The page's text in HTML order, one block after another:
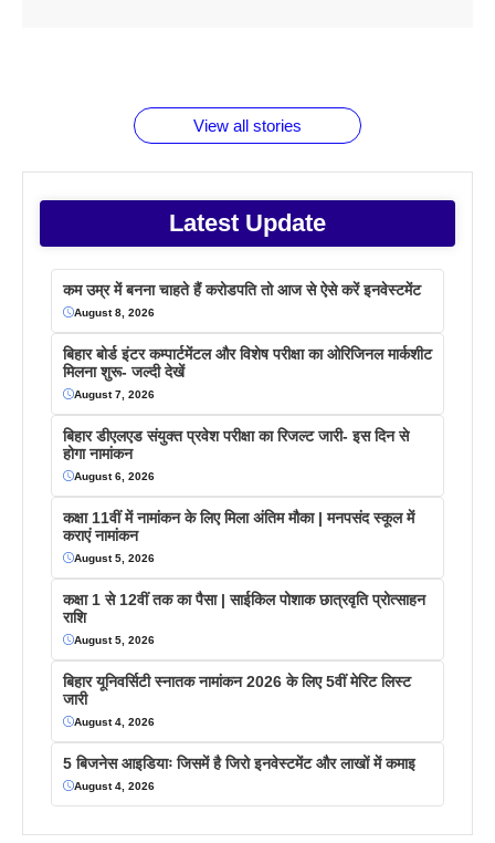
View all stories
Latest Update
कम उम्र में बनना चाहते हैं करोडपति तो आज से ऐसे करें इनवेस्टमेंट
August 8, 2026
बिहार बोर्ड इंटर कम्पार्टमेंटल और विशेष परीक्षा का ओरिजिनल मार्कशीट
मिलना शुरू- जल्दी देखें
August 7, 2026
बिहार डीएलएड संयुक्त प्रवेश परीक्षा का रिजल्ट जारी- इस दिन से
होगा नामांकन
August 6, 2026
कक्षा 11वीं में नामांकन के लिए मिला अंतिम मौका | मनपसंद स्कूल में
कराएं नामांकन
August 5, 2026
कक्षा 1 से 12वीं तक का पैसा | साईकिल पोशाक छात्रवृति प्रोत्साहन
राशि
August 5, 2026
बिहार यूनिवर्सिटी स्नातक नामांकन 2026 के लिए 5वीं मेरिट लिस्ट
जारी
August 4, 2026
5 बिजनेस आइडियाः जिसमें है जिरो इनवेस्टमेंट और लाखों में कमाइ
August 4, 2026